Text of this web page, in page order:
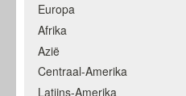
Europa
Afrika
Azië
Centraal-Amerika
Latijns-Amerika